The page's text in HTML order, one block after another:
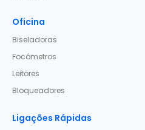
Oficina
Biseladoras
Focómetros
Leitores
Bloqueadores
Ligações Rápidas